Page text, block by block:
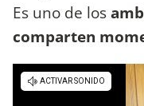
Es uno de los
comparten